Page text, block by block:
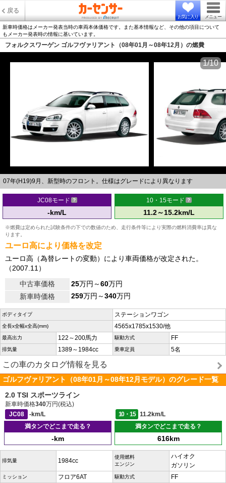
戻る
お気に入り メニュー
新車時価格はメーカー発表当時の車両本体価格です。また基本情報など、その他の項目について
もメーカー発表時の情報に基いています。
フォルクスワーゲン ゴルフヴァリアント（08年01月～08年12月）の燃費
07年(H19)9月、新型時のフロント。仕様はグレードにより異なります
1/10
JC08モード
-km/L
10・15モード
11.2～15.2km/L
※燃費は定められた試験条件の下での数値のため、走行条件等により実際の燃料消費率は異な
ります。
ユーロ高により価格を改定
ユーロ高（為替レートの変動）により車両価格が改定された。
（2007.11）
中古車価格
25万円～60万円
新車時価格
259万円～340万円
ボディタイプ ステーションワゴン
全長x全幅x全高(mm) 4565x1785x1530/他
最高出力 122～200馬力 駆動方式 FF
排気量 1389～1984cc 乗車定員 5名
この車のカタログ情報を見る
ゴルフヴァリアント（08年01月～08年12月モデル）のグレード一覧
2.0 TSI スポーツライン
新車時価格340万円(税込)
JC08
-km/L 10・15
11.2km/L
満タンでどこまで走る？
-km
満タンでどこまで走る？
616km
排気量 1984cc
使用燃料
エンジン
ハイオク
ガソリン
ミッション フロア6AT 駆動方式 FF